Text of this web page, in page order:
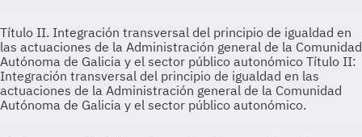
Título II. Integración transversal del principio de igualdad en
las actuaciones de la Administración general de la Comunidad
Autónoma de Galicia y el sector público autonómico Título II:
Integración transversal del principio de igualdad en las
actuaciones de la Administración general de la Comunidad
Autónoma de Galicia y el sector público autonómico.